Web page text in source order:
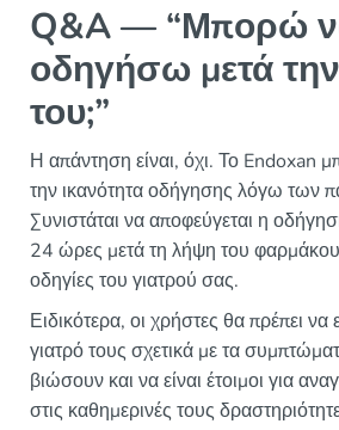
Q&A — “Μπορώ
οδηγήσω μετά
του;”
Η απάντηση είναι, όχι. Το Endoxan
την ικανότητα οδήγησης λόγω των
Συνιστάται να αποφεύγεται η
24 ώρες μετά τη λήψη του φαρμάκου
οδηγίες του γιατρού σας.
Ειδικότερα, οι χρήστες θα πρέπει
γιατρό τους σχετικά με τα
βιώσουν και να είναι έτοιμοι για
στις καθημερινές τους